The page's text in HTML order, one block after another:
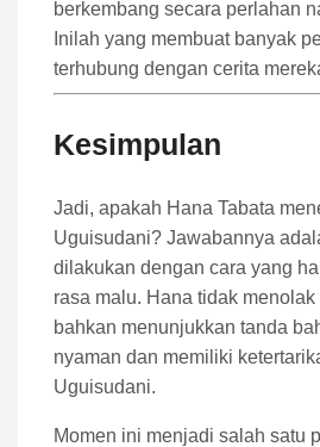
berkembang secara perlahan
Inilah yang membuat banyak
terhubung dengan cerita
Kesimpulan
Jadi, apakah Hana Tabata
Uguisudani? Jawabannya
dilakukan dengan cara yang
rasa malu. Hana tidak
bahkan menunjukkan tanda
nyaman dan memiliki
Uguisudani.
Momen ini menjadi salah satu